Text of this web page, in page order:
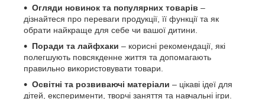
Огляди новинок та популярних товарів –
дізнайтеся про переваги продукції, її функції та як
обрати найкраще для себе чи вашої дитини.
Поради та лайфхаки – корисні рекомендації, які
полегшують повсякденне життя та допомагають
правильно використовувати товари.
Освітні та розвиваючі матеріали – цікаві ідеї для
дітей, експерименти, творчі заняття та навчальні ігри.